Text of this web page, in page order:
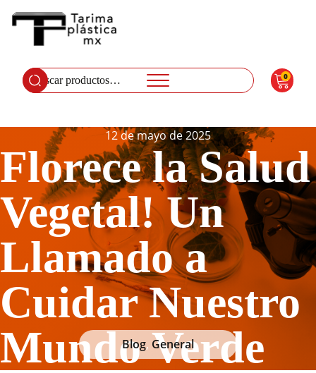
Buscar
por:
0
12 de mayo de 2025
Florece la Salud
Vegetal! Un
Llamado a
Cuidar Nuestro
Mundo Verde
Blog, General